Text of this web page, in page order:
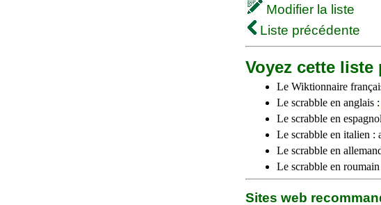
Modifier la liste
Liste précédente
Voyez cette liste
Le Wiktionnaire
Le scrabble en anglais :
Le scrabble en
Le scrabble en italien :
Le scrabble en
Le scrabble en roumain
Sites web